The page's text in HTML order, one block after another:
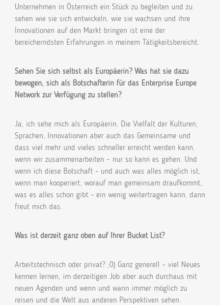
Unternehmen in Österreich ein Stück zu begleiten und zu
sehen wie sie sich entwickeln, wie sie wachsen und ihre
Innovationen auf den Markt bringen ist eine der
bereicherndsten Erfahrungen in meinem Tätigkeitsbereicht.
Sehen Sie sich selbst als Europäerin? Was hat sie dazu
bewogen, sich als Botschafterin für das Enterprise Europe
Network zur Verfügung zu stellen?
Ja, ich sehe mich als Europäerin. Die Vielfalt der Kulturen,
Sprachen, Innovationen aber auch das Gemeinsame und
dass viel mehr und vieles schneller erreicht werden kann,
wenn wir zusammenarbeiten – nur so kann es gehen. Und
wenn ich diese Botschaft - und auch was alles möglich ist,
wenn man kooperiert, worauf man gemeinsam draufkommt,
was es alles schon gibt - ein wenig weitertragen kann, dann
freut mich das.
Was ist derzeit ganz oben auf Ihrer Bucket List?
Arbeitstechnisch oder privat? ;0) Ganz generell – viel Neues
kennen lernen, im derzeitigen Job aber auch durchaus mit
neuen Agenden und wenn und wann immer möglich zu
reisen und die Welt aus anderen Perspektiven sehen.